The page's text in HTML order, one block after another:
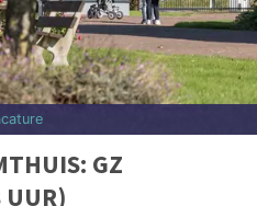
FRIDAY
NAV
Deze vrijdag is weer tijd om
en die dansvloer te betreden.